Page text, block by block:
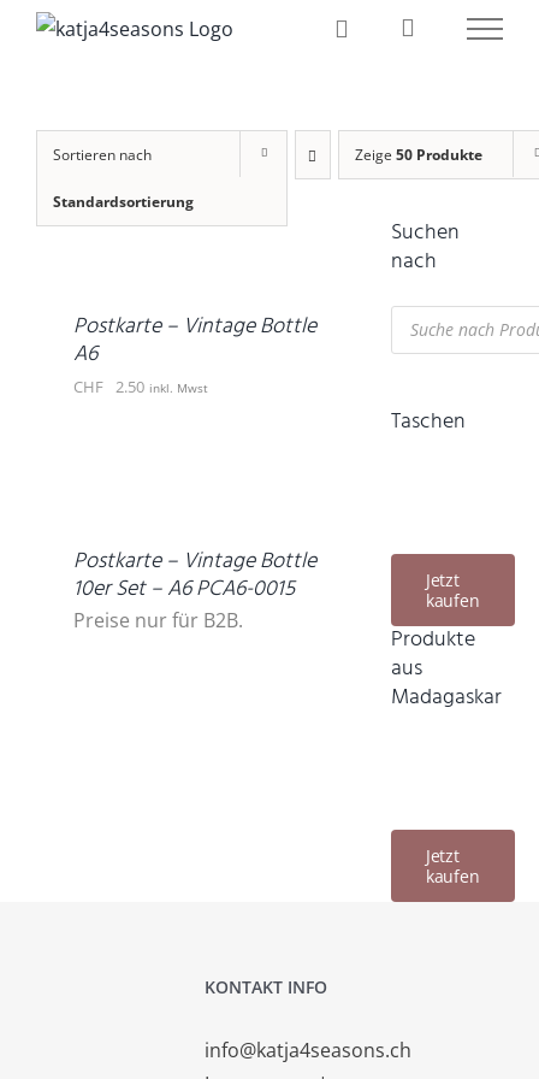
Zum
Sortieren nach
Standardsortierung
Zeige 50 Produkte
IN
DEN
Postkarte – Vintage Bottle
A6
CHF 2.50 inkl. Mwst
Postkarte – Vintage Bottle
10er Set – A6 PCA6-0015
Preise nur für B2B.
Suchen
nach
Products
search
Taschen
Jetzt
kaufen
Produkte
aus
Madagaskar
Jetzt
kaufen
KONTAKT INFO
info@katja4seasons.ch